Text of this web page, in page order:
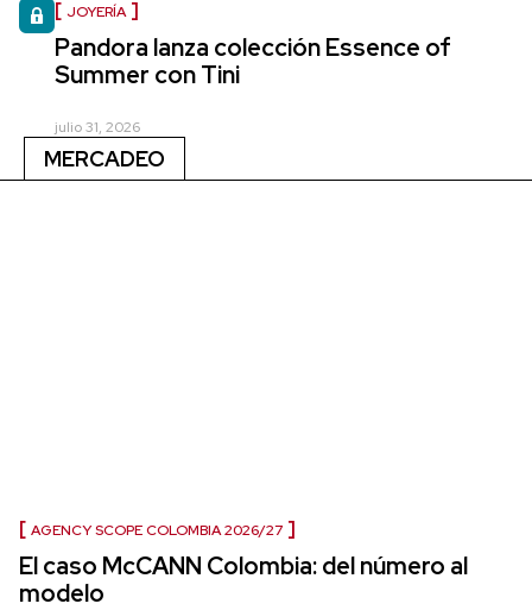
JOYERÍA
Pandora lanza colección Essence of
Summer con Tini
julio 31, 2026
MERCADEO
AGENCY SCOPE COLOMBIA 2026/27
El caso McCANN Colombia: del número al
modelo